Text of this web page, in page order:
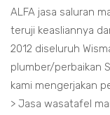
ALFA jasa saluran
teruji keasliannya
2012 diseluruh
plumber/perbaikan
kami mengerjakan
> Jasa wasatafel